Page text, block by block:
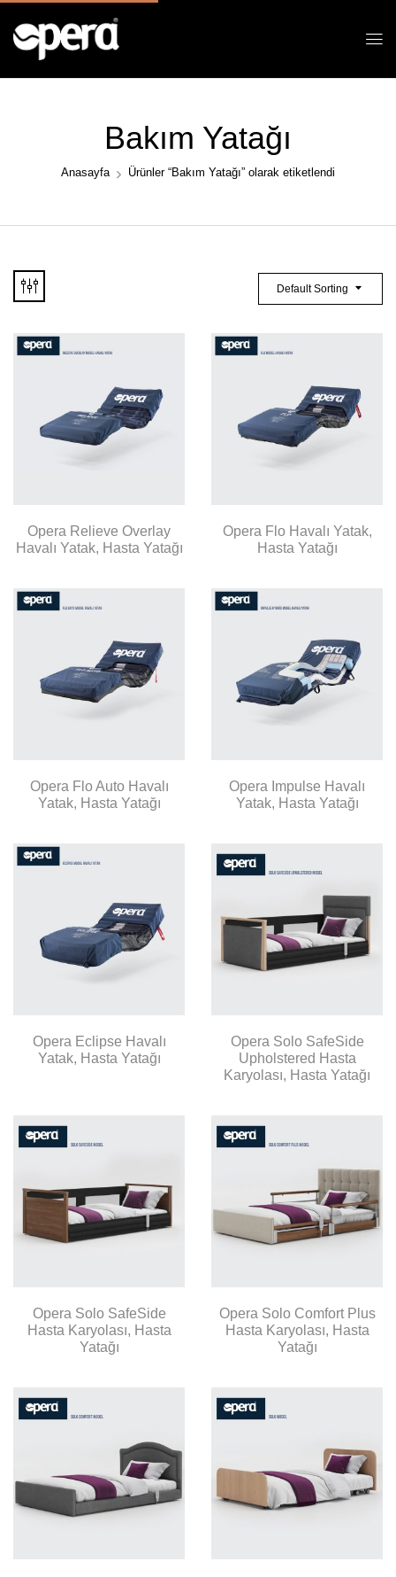
Bakım Yatağı
Anasayfa Ürünler “Bakım Yatağı” olarak etiketlendi
Default Sorting
Opera Relieve Overlay
Havalı Yatak, Hasta Yatağı
Opera Flo Havalı Yatak,
Hasta Yatağı
Opera Flo Auto Havalı
Yatak, Hasta Yatağı
Opera Impulse Havalı
Yatak, Hasta Yatağı
Opera Eclipse Havalı
Yatak, Hasta Yatağı
Opera Solo SafeSide
Upholstered Hasta
Karyolası, Hasta Yatağı
Opera Solo SafeSide
Hasta Karyolası, Hasta
Yatağı
Opera Solo Comfort Plus
Hasta Karyolası, Hasta
Yatağı